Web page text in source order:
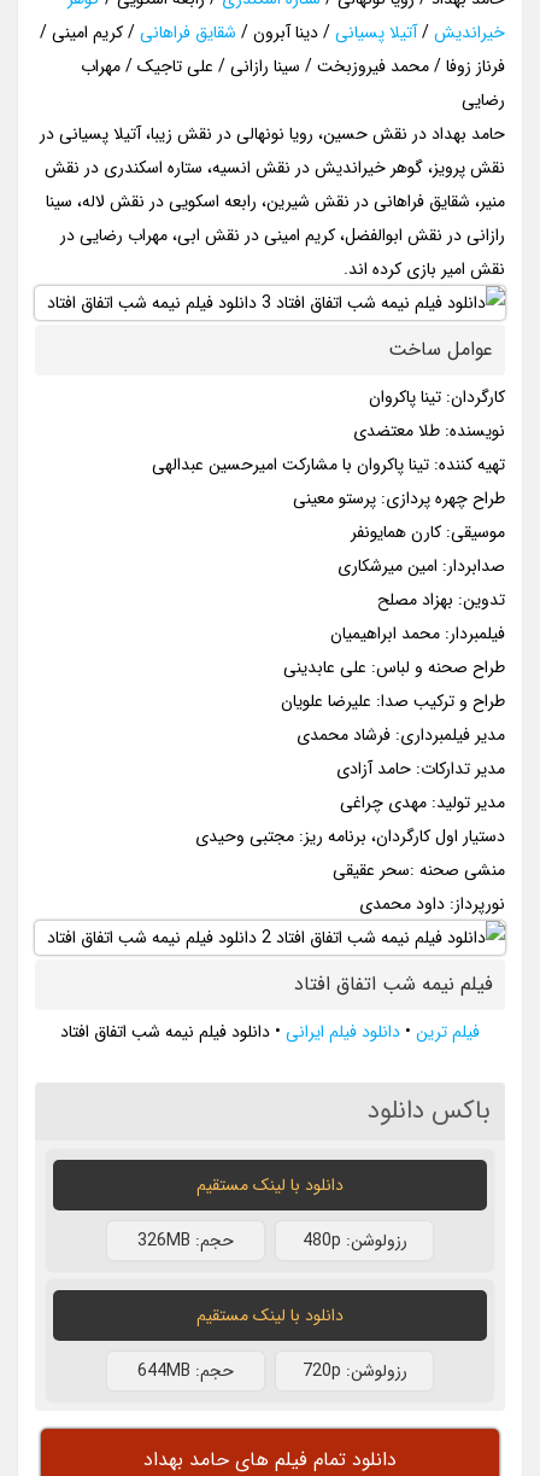
خیراندیش/آتیلا پسیانی/ دینا آبرون / شقایق فراهانی/ کریم امینی /
فرناز زوفا / محمد فیروزبخت / سینا رازانی / علی تاجیک / مهراب
رضایی
حامد بهداد در نقش حسین، رویا نونهالی در نقش زیبا، آتیلا پسیانی در
نقش پرویز، گوهر خیراندیش در نقش انسیه، ستاره اسکندری در نقش
منیر، شقایق فراهانی در نقش شیرین، رابعه اسکویی در نقش لاله، سینا
رازانی در نقش ابوالفضل، کریم امینی در نقش ابی، مهراب رضایی در
نقش امیر بازی کرده اند.
عوامل ساخت
کارگردان: تینا پاکروان
نویسنده: طلا معتضدی
تهیه کننده: تینا پاکروان با مشارکت امیرحسین عبدالهی
طراح چهره پردازی: پرستو معینی
موسیقی: کارن همایونفر
صدابردار: امین میرشکاری
تدوین: بهزاد مصلح
فیلمبردار: محمد ابراهیمیان
طراح صحنه و لباس: علی عابدینی
طراح و ترکیب صدا: علیرضا علویان
مدیر فیلمبرداری: فرشاد محمدی
مدیر تدارکات: حامد آزادی
مدیر تولید: مهدی چراغی
دستیار اول کارگردان، برنامه ریز: مجتبی وحیدی
منشی صحنه :سحر عقیقی
نورپرداز: داود محمدی
فیلم نیمه شب اتفاق افتاد
فیلم ترین • دانلود فیلم ایرانی • دانلود فیلم نیمه شب اتفاق افتاد
باکس دانلود
دانلود با لينک مستقيم
رزولوشن: 480p حجم: 326MB
دانلود با لينک مستقيم
رزولوشن: 720p حجم: 644MB
دانلود تمام فیلم های حامد بهداد